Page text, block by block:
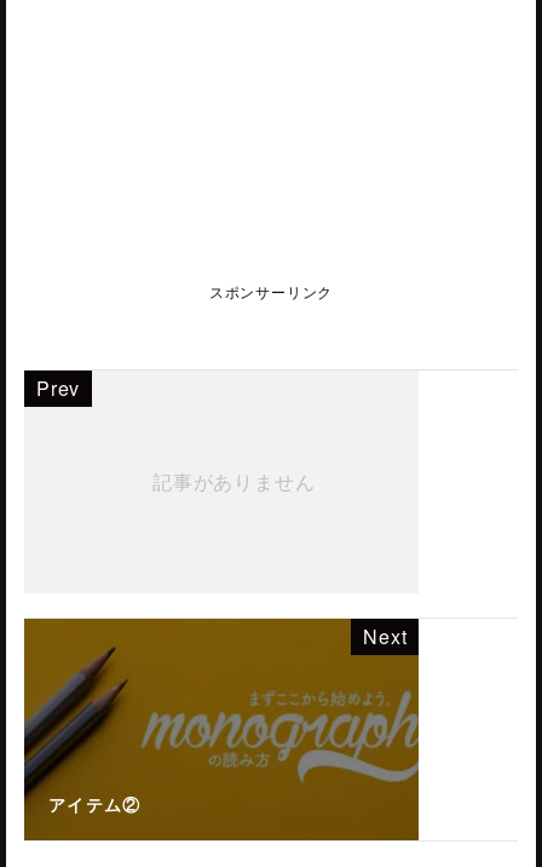
スポンサーリンク
Prev
記事がありません
Next
アイテム②